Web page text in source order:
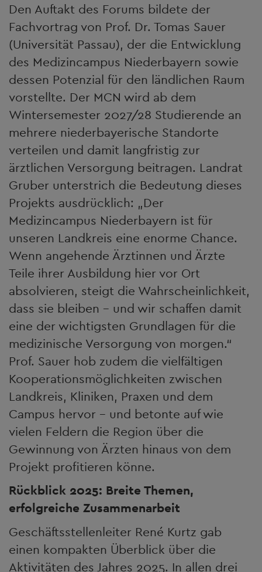
Den Auftakt des Forums bildete der
Fachvortrag von Prof. Dr. Tomas Sauer
(Universität Passau), der die Entwicklung
des Medizincampus Niederbayern sowie
dessen Potenzial für den ländlichen Raum
vorstellte. Der MCN wird ab dem
Wintersemester 2027/28 Studierende an
mehrere niederbayerische Standorte
verteilen und damit langfristig zur
ärztlichen Versorgung beitragen. Landrat
Gruber unterstrich die Bedeutung dieses
Projekts ausdrücklich: „Der
Medizincampus Niederbayern ist für
unseren Landkreis eine enorme Chance.
Wenn angehende Ärztinnen und Ärzte
Teile ihrer Ausbildung hier vor Ort
absolvieren, steigt die Wahrscheinlichkeit,
dass sie bleiben – und wir schaffen damit
eine der wichtigsten Grundlagen für die
medizinische Versorgung von morgen.“
Prof. Sauer hob zudem die vielfältigen
Kooperationsmöglichkeiten zwischen
Landkreis, Kliniken, Praxen und dem
Campus hervor – und betonte auf wie
vielen Feldern die Region über die
Gewinnung von Ärzten hinaus von dem
Projekt profitieren könne.
Rückblick 2025: Breite Themen,
erfolgreiche Zusammenarbeit
Geschäftsstellenleiter René Kurtz gab
einen kompakten Überblick über die
Aktivitäten des Jahres 2025. In allen drei